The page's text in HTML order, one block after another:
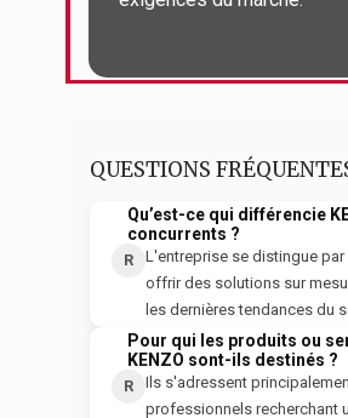
QUESTIONS
Qu’est-ce qui différencie
concurrents ?
R
L'entreprise se distingue par
offrir des solutions sur
les dernières tendances du
Pour qui les produits ou
KENZO sont-ils destinés ?
R
Ils s'adressent
professionnels recherchant